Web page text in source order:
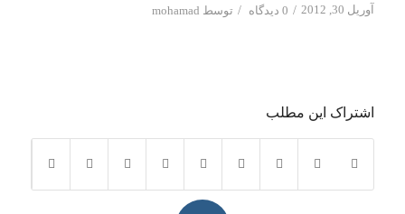
آوریل 30, 2012 / 0 دیدگاه / توسط mohamad
اشتراک این مطلب